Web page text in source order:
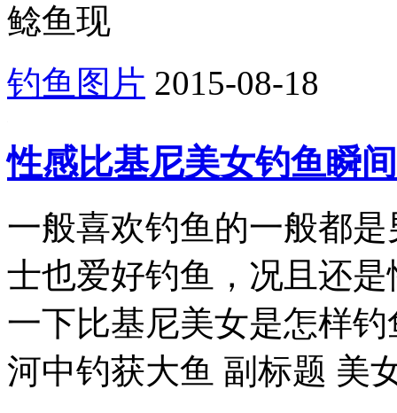
鲶鱼现
钓鱼图片 2015-08-18
性感比基尼美女钓鱼瞬间
一般喜欢钓鱼的一般都
士也爱好钓鱼，况且还
一下比基尼美女是怎样
河中钓获大鱼 副标题 美